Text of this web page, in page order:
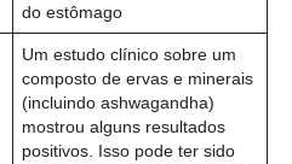
do estômago
Um estudo clínico sobre um
composto de ervas e minerais
(incluindo ashwagandha)
mostrou alguns resultados
positivos. Isso pode ter sido